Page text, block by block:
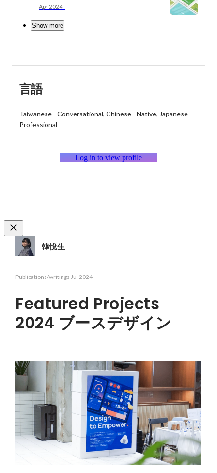
Apr 2024-
Show more
言語
Taiwanese - Conversational Chinese - Native Japanese -
Professional
Log in to view profile
韓悅生
Publications/writings Jul 2024
Featured Projects
2024 ブースデザイン